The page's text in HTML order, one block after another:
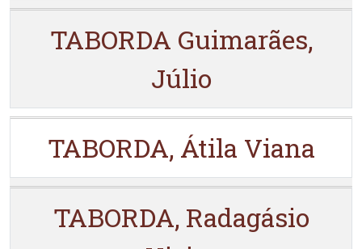
TABORDA Guimarães,
Júlio
TABORDA, Átila Viana
TABORDA, Radagásio